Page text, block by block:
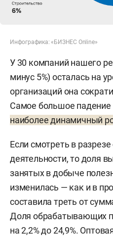
Инфографика: «БИЗНЕС Online»
У 30 компаний нашего
минус 5%) осталась на
организаций она
Самое большое падение
наиболее динамичный
Если смотреть в
деятельности, то доля
занятых в добыче
изменилась — как и в
составила треть от
Доля обрабатывающих
на 2,2% до 24,9%.